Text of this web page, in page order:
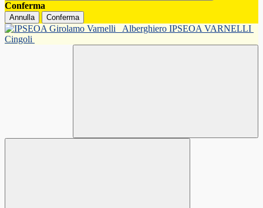
Conferma
Annulla Conferma
Alberghiero IPSEOA VARNELLI
Cingoli